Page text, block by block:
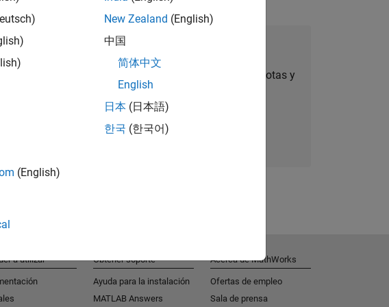
Súmese a Talent Network
Reciba alertas de empleo personalizadas, anécdotas y
noticias sobre la empresa.
Súmese hoy mismo
(English)
New Zealand (English)
中国
简体中文
English
日本 (日本語)
한국 (한국어)
a utilizar Obtener soporte
Ayuda para la instalación
MATLAB Answers
Acerca de MathWorks
Ofertas de empleo
Sala de prensa